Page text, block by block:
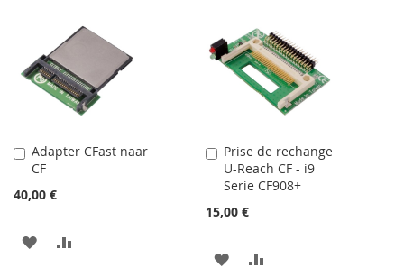
Adapter CFast naar
CF
40,00 €
Ajouter
au
panier
AJOUTER
Prise de rechange
U-Reach CF - i9
Serie CF908+
15,00 €
Ajouter
au
panier
AJOUTER